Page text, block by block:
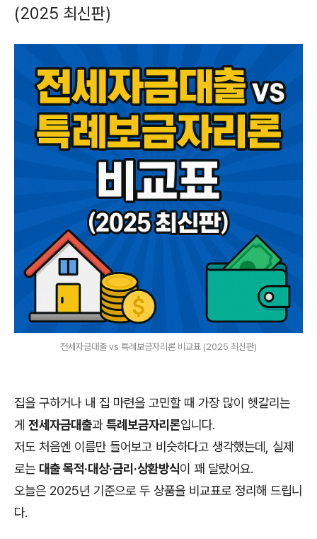
(2025 최신판)
전세자금대출 vs 특례보금자리론 비교표 (2025 최신판)
집을 구하거나 내 집 마련을 고민할 때 가장 많이 헷갈리는
게 전세자금대출과특례보금자리론입니다.
저도 처음엔 이름만 들어보고 비슷하다고 생각했는데, 실제
로는 대출 목적·대상·금리·상환방식이 꽤 달랐어요.
오늘은 2025년 기준으로 두 상품을 비교표로 정리해 드립니
다.